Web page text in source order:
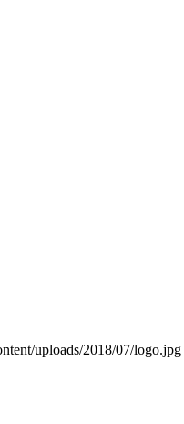
uploads/2018/07/logo.jpg